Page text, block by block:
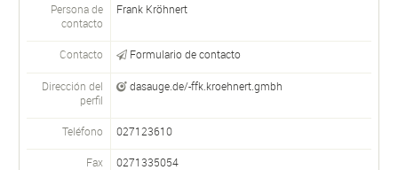
Persona de
contacto
Frank Kröhnert
Contacto Formulario de contacto
Dirección del
perfil
dasauge.de/-ffk.kroehnert.gmbh
Teléfono 027123610
Fax 0271335054